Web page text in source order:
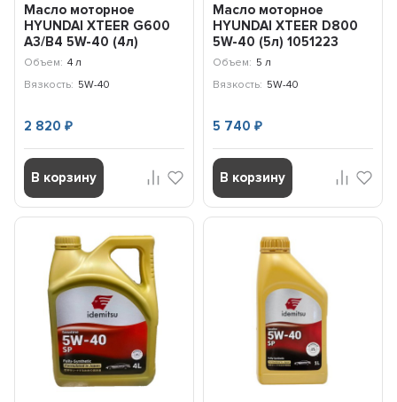
Масло моторное
HYUNDAI XTEER G600
A3/B4 5W-40 (4л)
1047002
Объем: 4 л
Вязкость: 5W-40
2 820₽
В корзину
Масло моторное
HYUNDAI XTEER D800
5W-40 (5л) 1051223
Объем: 5 л
Вязкость: 5W-40
5 740 ₽
В корзину